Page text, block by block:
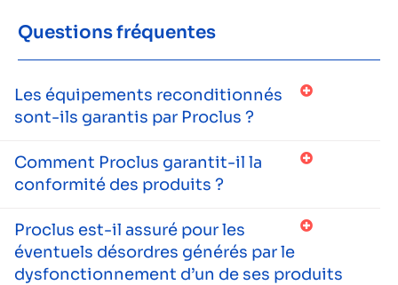
Questions fréquentes
Les équipements reconditionnés
sont-ils garantis par Proclus ?
Comment Proclus garantit-il la
conformité des produits ?
Proclus est-il assuré pour les
éventuels désordres générés par le
dysfonctionnement d’un de ses produits